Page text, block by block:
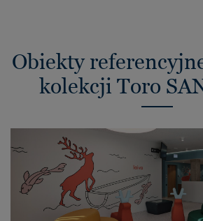
Obiekty
kolekcji Toro